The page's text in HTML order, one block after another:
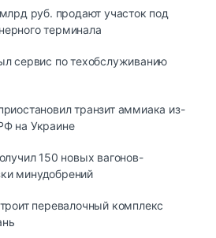
масла и
руб. продают участок под
терминала
сервис по техобслуживанию
транзит аммиака из-
на Украине
150 новых вагонов-
минудобрений
перевалочный комплекс